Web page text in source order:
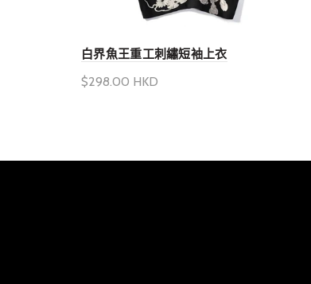
白界魚王重工刺繡短袖上衣
$298.00 HKD